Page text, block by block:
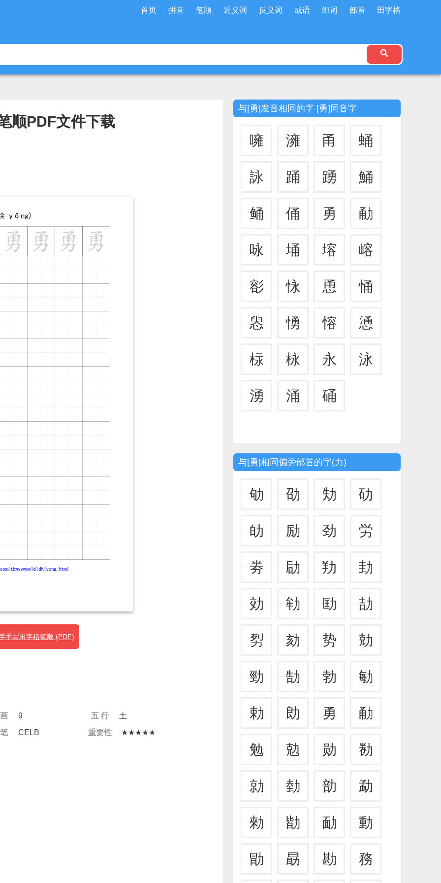
首页 拼音 笔顺 近义词 反义词 成语 组词 部首 田字格
顺PDF文件下载
手写田字格笔顺 (PDF)
9 五 行
土
CELB 重要性 ★★★★★
与[勇]发音相同的字 [勇]同音字
噰 澭 甬 蛹
詠 踊 踴 鯒
鲬 俑 勇 勈
咏 埇 塎 嵱
彮 怺 恿 悀
惥 愑 愹 慂
柡 栐 永 泳
湧 涌 硧
与[勇]相同偏旁部首的字(力)
劬 劭 劮 劯
劰 励 劲 労
劵 劶 劷 劸
効 劺 劻 劼
劽 劾 势 勀
勁 勂 勃 勄
勅 勆 勇 勈
勉 勊 勋 勌
勍 勎 勏 勐
勑 勓 勔 動
勖 勗 勘 務